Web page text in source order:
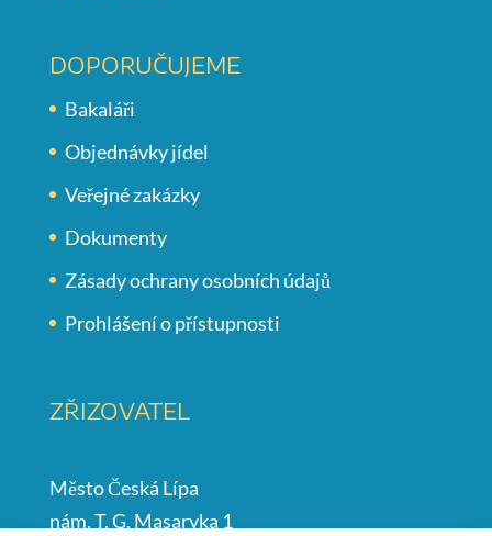
DOPORUČUJEME
Bakaláři
Objednávky jídel
Veřejné zakázky
Dokumenty
Zásady ochrany osobních údajů
Prohlášení o přístupnosti
ZŘIZOVATEL
Město Česká Lípa
nám. T. G. Masaryka 1